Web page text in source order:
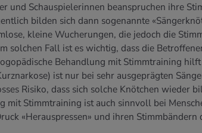
und Schauspielerinnen beanspruchen ihre
bilden sich dann sogenannte
kleine Wucherungen, die jedoch die
solchen Fall ist es wichtig, dass die
Behandlung mit Stimmtraining
ist nur bei sehr ausgeprägten
Risiko, dass sich solche Knötchen wieder
mit Stimmtraining ist auch sinnvoll bei
«Herauspressen» und ihren Stimmbändern